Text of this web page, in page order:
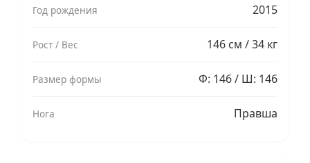
Год рождения 2015
Рост / Вес 146 см / 34 кг
Размер формы Ф: 146 / Ш: 146
Нога Правша